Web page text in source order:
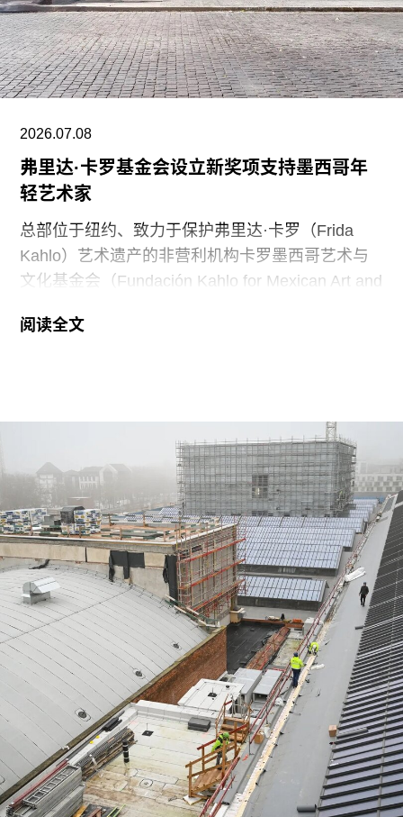
汇的生态阈限”，汇聚关于关怀、修复与世界建构的
实践。位于影岛、拥有百年历史的海洋仓库Space
OneZ将举办展览的第二乐章，探讨港口历史与水
域神话，以及劳动与抵抗等议题。第三乐章将在原
上的知识、口述历史、被审查的材料以及仍在成形
的未来的排练场”。
完整参展名单如下：
5D（Sammy
2026.07.08
弗里达·卡罗基金会设立新奖项支持墨西哥年
轻艺术家
总部位于纽约、致力于保护弗里达·卡罗（Frida
Kahlo）艺术遗产的非营利机构卡罗墨西哥艺术与
文化基金会（Fundación Kahlo for Mexican Art and
Prize）。该奖项将每两年颁发一次，获奖者将获得
卡罗故居博物馆于2025年9月正式开放。这座私人
住宅曾属于卡罗的父母。博物馆的展陈重点聚焦于
卡罗职业生涯早期创作的作品，以及她与家族成员
之间的关系。
卡罗基金会表示，这一全新奖项专门面向墨西哥新
兴当代艺术家设立。首届评审团汇聚了多位国际艺
术界专业人士，由常驻墨西哥城的独立策展人、塔
马约博物馆（Museo Tamayo）前馆长玛加莉·阿里
奥拉（Magalí Arriola）领衔。此外，卡罗艺术奖还
获得了拍卖行富艺斯（Phillips）的支持。首位获奖
者将于2027年7月6日公布，恰逢弗里达·卡罗诞辰
120周年。奖项将通过公开征集的方式遴选，艺术
家可自2026年11月起提交作品参与评选。
阅读全文